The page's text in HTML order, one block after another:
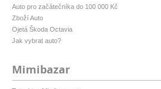
Auto pro začátečníka do 100 000 Kč
Zboží Auto
Ojetá Škoda Octavia
Jak vybrat auto?
Mimibazar